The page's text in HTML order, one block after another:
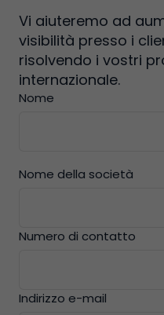
Vi aiuteremo ad
visibilità presso i
risolvendo i vostri
internazionale.
Nome
Nome della società
Numero di contatto
Indirizzo e-mail